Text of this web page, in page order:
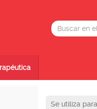
Se utiliza